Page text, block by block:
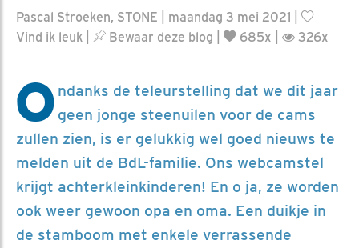
Pascal Stroeken, STONE | maandag 3 mei 2021 |
Vind ik leuk
Bewaar deze blog 685x | 326x
O ndanks de teleurstelling dat we dit jaar
geen jonge steenuilen voor de cams
zullen zien, is er gelukkig wel goed nieuws te
melden uit de BdL-familie. Ons webcamstel
krijgt achterkleinkinderen! En o ja, ze worden
ook weer gewoon opa en oma. Een duikje in
de stamboom met enkele verrassende